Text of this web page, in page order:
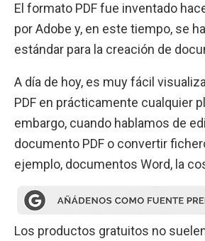
El formato PDF fue inventado
por Adobe y, en este tiempo, se
estándar para la creación de
A día de hoy, es muy fácil
PDF en prácticamente cualquier
embargo, cuando hablamos de
documento PDF o convertir
ejemplo, documentos Word, la
Los productos gratuitos no